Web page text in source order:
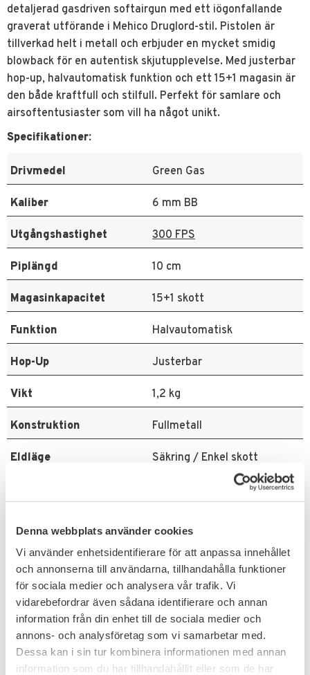
Denna webbplats använder cookies
Vi använder enhetsidentifierare för att anpassa innehållet
och annonserna till användarna, tillhandahålla funktioner
för sociala medier och analysera vår trafik. Vi
vidarebefordrar även sådana identifierare och annan
information från din enhet till de sociala medier och
annons- och analysföretag som vi samarbetar med.
Dessa kan i sin tur kombinera informationen med annan
information som du har tillhandahållit eller som de har
detaljerad gasdriven softairgun med ett iögonfallande
graverat utförande i Mehico Druglord-stil. Pistolen är
tillverkad helt i metall och erbjuder en mycket smidig
blowback för en autentisk skjutupplevelse. Med justerbar
hop-up, halvautomatisk funktion och ett 15+1 magasin är
den både kraftfull och stilfull. Perfekt för samlare och
airsoftentusiaster som vill ha något unikt.
Specifikationer:
Drivmedel Green Gas
Kaliber 6 mm BB
Utgångshastighet 300 FPS
Piplängd 10 cm
Magasinkapacitet 15+1 skott
Funktion Halvautomatisk
Hop-Up Justerbar
Vikt 1,2 kg
Konstruktion Fullmetall
Eldläge Säkring / Enkel skott
Relaterade produkter
NYHET